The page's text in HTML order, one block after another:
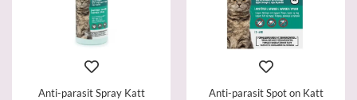
Anti-parasit Spray Katt
Anti-parasit Spot on Katt